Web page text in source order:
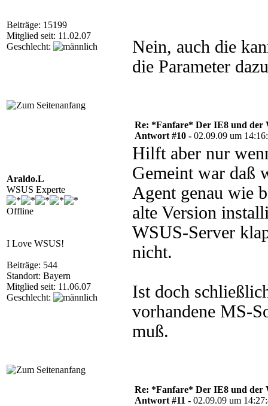
Beiträge: 15199
Mitglied seit: 11.02.07
Geschlecht:
Nein, auch die
die Parameter
Araldo.L
WSUS Experte
Offline
I Love WSUS!
Beiträge: 544
Standort: Bayern
Mitglied seit: 11.06.07
Geschlecht:
Re: *Fanfare* Der IE8 und der
Antwort #10 - 02.09.09 um
Hilft aber nur
Gemeint war daß
Agent genau wie
alte Version
WSUS-Server
nicht.
Ist doch
vorhandene MS-
muß.
Re: *Fanfare* Der IE8 und der
Antwort #11 - 02.09.09 um